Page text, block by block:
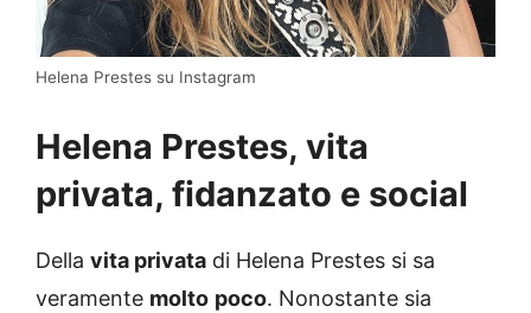
Helena Prestes su Instagram
Helena Prestes, vita
privata, fidanzato e social
Della vita privata di Helena Prestes si sa
veramente molto poco. Nonostante sia